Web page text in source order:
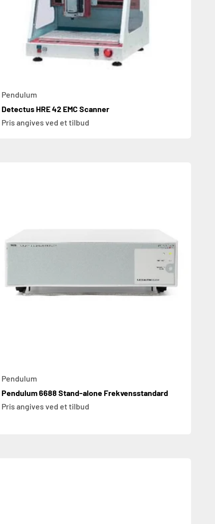
Pendulum
Detectus HRE 42 EMC Scanner
Pris angives ved et tilbud
Pendulum
Pendulum 6688 Stand-alone Frekvensstandard
Pris angives ved et tilbud